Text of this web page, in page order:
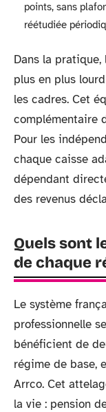
points, sans
réétudiée
Dans la pratique,
plus en plus
les cadres. Cet
complémentaire
Pour les
chaque caisse
dépendant
des revenus
Quels sont
de chaque
Le système
professionnelle
bénéficient de
régime de base,
Arrco. Cet
la vie : pension